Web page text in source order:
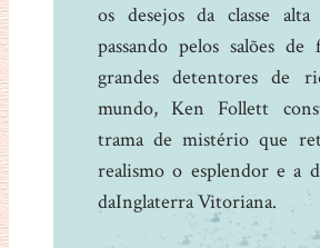
os desejos da classe
passando pelos salões de
grandes detentores de
mundo, Ken Follett
trama de mistério que
realismo o esplendor e a
daInglaterra Vitoriana.